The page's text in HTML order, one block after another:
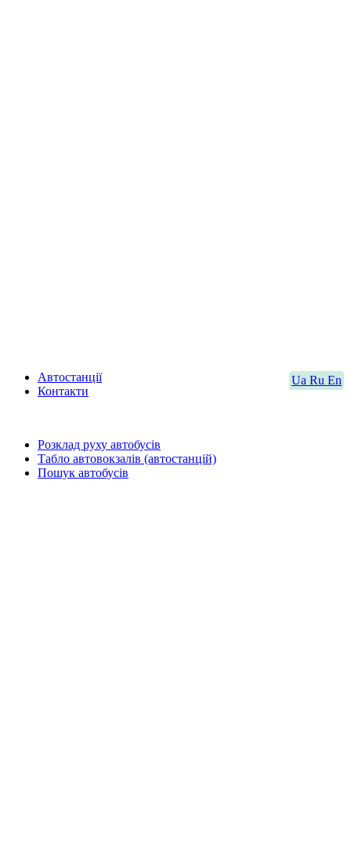
Ua Ru En
Автостанції
Контакти
Розклад руху автобусів
Табло автовокзалів (автостанцій)
Пошук автобусів